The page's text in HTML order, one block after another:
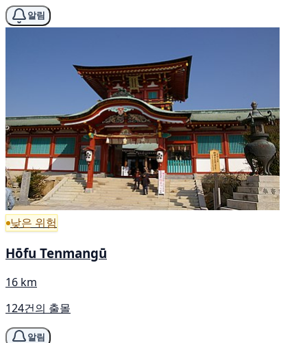
알림
낮은 위험
Hōfu Tenmangū
16 km
124건의 출몰
알림